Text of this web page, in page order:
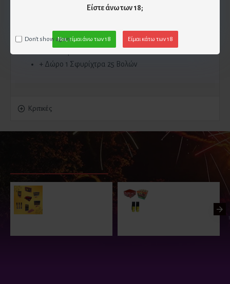
Είστε άνω των 18;
Ναι, είμαι άνω των 18 Είμαι κάτω των 18
Don't show again.
2 16βολα Εναέρια Πυροτεχνήματα
+ Δώρο 1 Σφυρίχτρα 25 Βολών
Κριτικές
ΠΑΡΟΜΟΙΑ ΠΡΟΪΟΝΤΑ ΕΙΔΑΤΕ ΠΡΟΣΦΑΤΑ
47.00€